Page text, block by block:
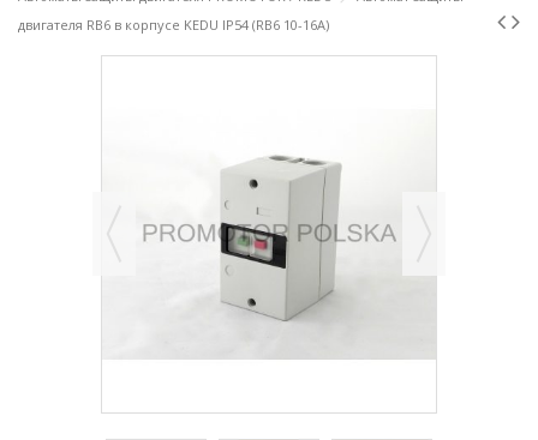
двигателя RB6 в корпусе KEDU IP54 (RB6 10-16A)